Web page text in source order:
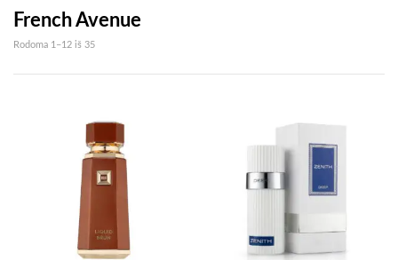
French Avenue
Rodoma 1–12 iš 35Rūšiuojama pagal naujausią